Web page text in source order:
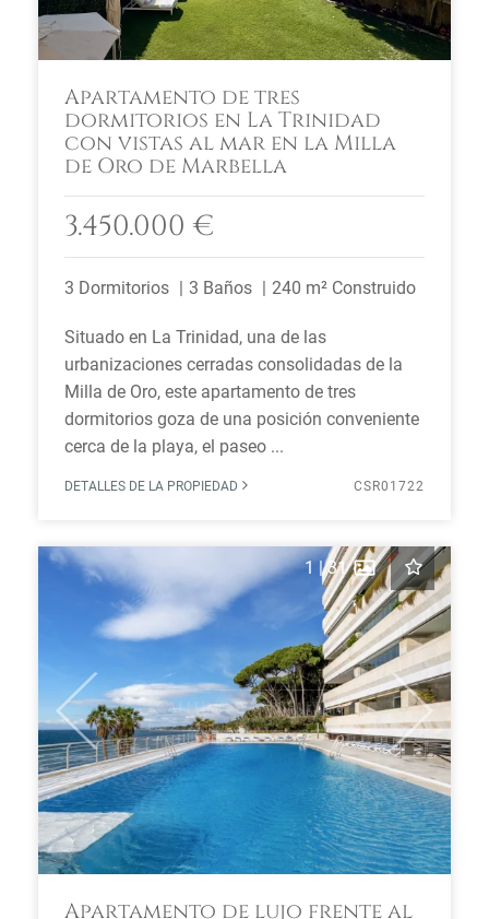
Apartamento de tres
dormitorios en La Trinidad
con vistas al mar en la Milla
de Oro de Marbella
3.450.000 €
3 Dormitorios 3 Baños 240 m² Construido
Situado en La Trinidad, una de las
urbanizaciones cerradas consolidadas de la
Milla de Oro, este apartamento de tres
dormitorios goza de una posición conveniente
cerca de la playa, el paseo ...
DETALLES DE LA PROPIEDAD CSR01722
Previous Next
1|31
Apartamento de lujo frente al